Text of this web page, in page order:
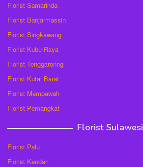
Florist Samarinda
Florist Banjarmassin
Florist Singkawang
Florist Kubu Raya
Florist Tenggaronng
Florist Kutai Barat
Florist Mempawah
Florist Pemangkat
Florist Sulawesi
Florist Palu
Florist Kendari